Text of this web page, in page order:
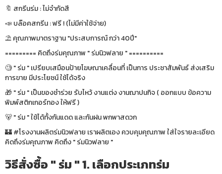
🔖 สกรีนร่ม : ไม่จำกัดสี
📣 บล๊อคสกรีน : ฟรี ! (ไม่มีค่าใช้จ่าย)
⛱ คุณภาพมาตราฐาน "ประสบการณ์ กว่า 40ปี"
========= คิดถึงร่มคุณภาพ " ร่มนิวฟลาย " ==========
🧐 " ร่ม " เปรียบเสมือนป้ายโฆษณาเคลื่อนที่ เป็นการ ประชาสัมพันธ์ ส่งเสริม
การขาย มีประโยชน์ ใช้ได้จริง
🎁 " ร่ม " เป็นของชำร่วย รับไหว้ งานแต่ง งานฌาปนกิจ ( ออกแบบ ข้อความ
พิมพ์สติกเกอร์ทอง ให้ฟรี )
🐻 " ร่ม " ใช้ได้ทั้งกันแดด และกันฝน พกพาสดวก
🏰 #โรงงานผลิตร่มนิวฟลาย เราผลิตเอง ควบคุมคุณภาพ ใส่ใจรายละเอียด
คิดถึงร่มคุณภาพ คิดถึง " ร่มนิวฟลาย "
วิธีสั่งซื้อ " ร่ม " 1. เลือกประเภทร่ม